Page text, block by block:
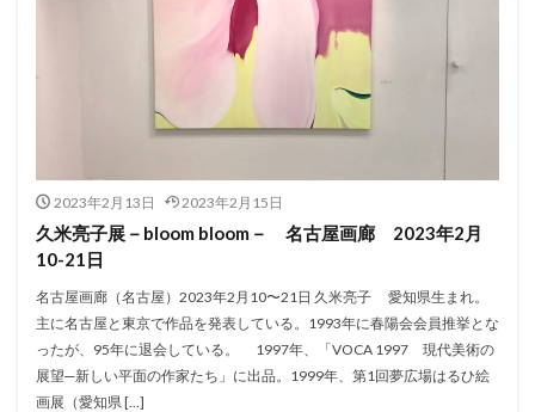
2023年2月13日 2023年2月15日
久米亮子展－bloom bloom－ 名古屋画廊 2023年2月
10-21日
名古屋画廊（名古屋）2023年2月10〜21日 久米亮子 愛知県生まれ。
主に名古屋と東京で作品を発表している。1993年に春陽会会員推挙とな
ったが、95年に退会している。 1997年、「VOCA 1997 現代美術の
展望─新しい平面の作家たち」に出品。1999年、第1回夢広場はるひ絵
画展（愛知県 […]